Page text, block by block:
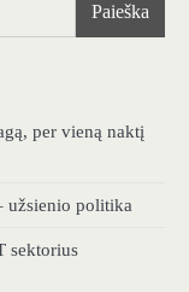
Paieška
per vieną naktį
užsienio politika
sektorius